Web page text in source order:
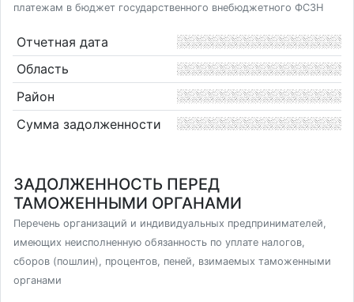
платежам в бюджет государственного внебюджетного ФСЗН
Отчетная дата
Область
Район
Сумма задолженности
ЗАДОЛЖЕННОСТЬ ПЕРЕД
ТАМОЖЕННЫМИ ОРГАНАМИ
Перечень организаций и индивидуальных предпринимателей,
имеющих неисполненную обязанность по уплате налогов,
сборов (пошлин), процентов, пеней, взимаемых таможенными
органами